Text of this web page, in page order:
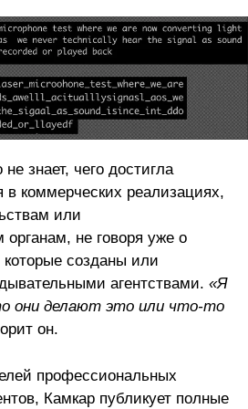
знает, чего достигла
в коммерческих реализациях,
или
органам, не говоря уже о
которые созданы или
агентствами. «Я
они делают это или что-то
он.
профессиональных
Камкар публикует полные